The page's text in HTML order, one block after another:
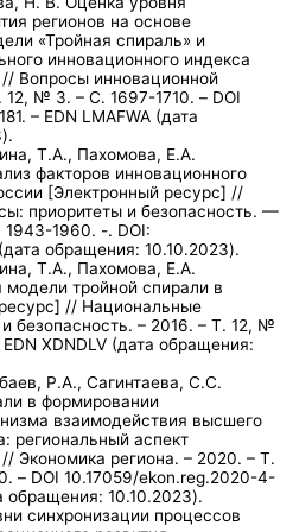
регионов на основе
«Тройная спираль» и
инновационного индекса
Вопросы инновационной
12, № 3. – С. 1697-1710. – DOI
– EDN LMAFWA (дата
Т.А., Пахомова, Е.А.
факторов инновационного
[Электронный ресурс] //
приоритеты и безопасность. —
1960. -. DOI:
обращения: 10.10.2023).
Т.А., Пахомова, Е.А.
модели тройной спирали в
// Национальные
безопасность. – 2016. – Т. 12, №
XDNDLV (дата обращения:
Р.А., Сагинтаева, С.С.
в формировании
взаимодействия высшего
региональный аспект
Экономика региона. – 2020. – Т.
– DOI 10.17059/ekon.reg.2020-4-
обращения: 10.10.2023).
синхронизации процессов